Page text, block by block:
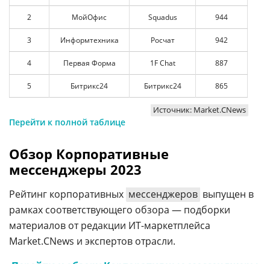
2 МойОфис Squadus 944
3 Информтехника Росчат 942
4 Первая Форма 1F Chat 887
5 Битрикс24 Битрикс24 865
Источник: Market.CNews
Перейти к полной таблице
Обзор Корпоративные
мессенджеры 2023
Рейтинг корпоративных мессенджеров выпущен в
рамках соответствующего обзора — подборки
материалов от редакции ИТ-маркетплейса
Market.CNews и экспертов отрасли.